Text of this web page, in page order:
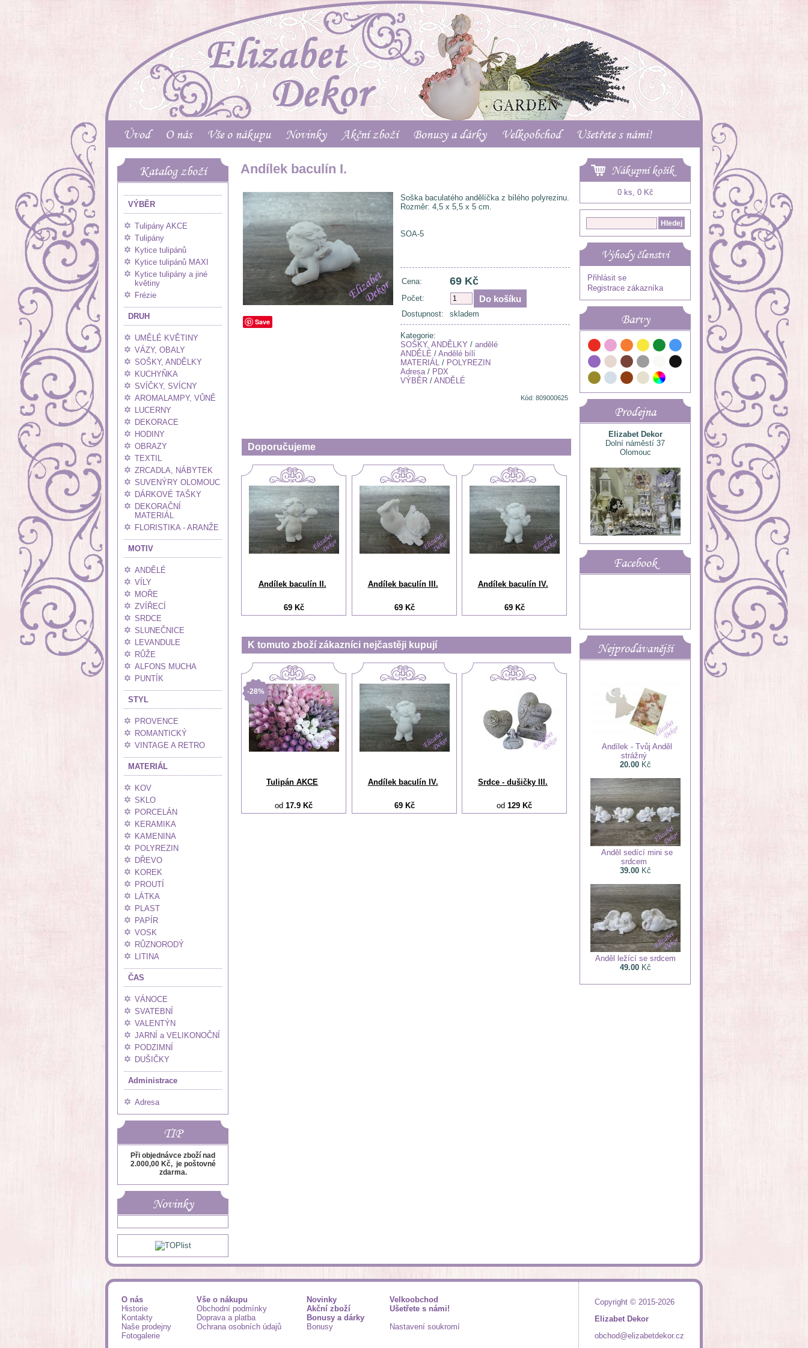
Úvod O nás Vše o nákupu Novinky Akční zboží Bonusy a dárky Velkoobchod Ušetřete s námi!
Katalog zboží
VÝBĚR
Tulipány AKCE
Tulipány
Kytice tulipánů
Kytice tulipánů MAXI
Kytice tulipány a jiné
květiny
Frézie
DRUH
UMĚLÉ KVĚTINY
VÁZY, OBALY
SOŠKY, ANDĚLKY
KUCHYŇKA
SVÍČKY, SVÍCNY
AROMALAMPY, VŮNĚ
LUCERNY
DEKORACE
HODINY
OBRAZY
TEXTIL
ZRCADLA, NÁBYTEK
SUVENÝRY OLOMOUC
DÁRKOVÉ TAŠKY
DEKORAČNÍ
MATERIÁL
FLORISTIKA - ARANŽE
MOTIV
ANDĚLÉ
VÍLY
MOŘE
ZVÍŘECÍ
SRDCE
SLUNEČNICE
LEVANDULE
RŮŽE
ALFONS MUCHA
PUNTÍK
STYL
PROVENCE
ROMANTICKÝ
VINTAGE A RETRO
MATERIÁL
KOV
SKLO
PORCELÁN
KERAMIKA
KAMENINA
POLYREZIN
DŘEVO
KOREK
PROUTÍ
LÁTKA
PLAST
PAPÍR
VOSK
RŮZNORODÝ
LITINA
ČAS
VÁNOCE
SVATEBNÍ
VALENTÝN
JARNÍ a VELIKONOČNÍ
PODZIMNÍ
DUŠIČKY
Administrace
Adresa
TIP
Při objednávce zboží nad
2.000,00 Kč, je poštovné
zdarma.
Novinky
Andílek baculín I.
Save
Soška baculatého andělíčka z bílého polyrezinu.
Rozměr: 4,5 x 5,5 x 5 cm.
SOA-5
Cena: 69 Kč
Počet:
Dostupnost:
skladem
Kategorie:
SOŠKY, ANDĚLKY / andělé
ANDĚLÉ / Andělé bílí
MATERIÁL / POLYREZIN
Adresa/ PDX
VÝBĚR / ANDĚLÉ
Kód: 809000625
Doporučujeme
Andílek baculín II.
69 Kč
Andílek baculín III.
69 Kč
Andílek baculín IV.
69 Kč
K tomuto zboží zákazníci nejčastěji kupují
-28%
Tulipán AKCE
od 17.9 Kč
Andílek baculín IV.
69 Kč
Srdce - dušičky III.
od 129 Kč
Nákupní košík
0 ks, 0 Kč
Výhody členství
Přihlásit se
Registrace zákazníka
Barvy
Prodejna
Elizabet Dekor
Dolní náměstí 37
Olomouc
Facebook
Nejprodávanější
Andílek - Tvůj Anděl
strážný
20.00Kč
Anděl sedící mini se
srdcem
39.00Kč
Anděl ležící se srdcem
49.00Kč
Copyright © 2015-2026
Elizabet Dekor
obchod@elizabetdekor.cz
O nás
Historie
Kontakty
Naše prodejny
Fotogalerie
Vše o nákupu
Obchodní podmínky
Doprava a platba
Ochrana osobních údajů
Novinky
Akční zboží
Bonusy a dárky
Bonusy
Velkoobchod
Ušetřete s námi!
Nastavení soukromí